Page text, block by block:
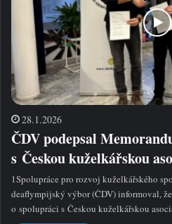
28.1.2026
ČDV podepsal
s Českou kuželkářskou
1Spolupráce pro rozvoj kuželkářského
deaflympijský výbor (ČDV) informoval,
o spolupráci s Českou kuželkářskou